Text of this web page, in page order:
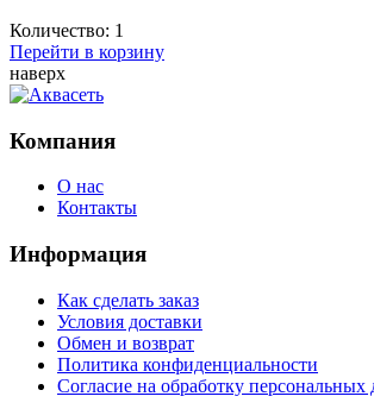
Количество: 1
Перейти в корзину
наверх
Компания
О нас
Контакты
Информация
Как сделать заказ
Условия доставки
Обмен и возврат
Политика конфиденциальности
Согласие на обработку